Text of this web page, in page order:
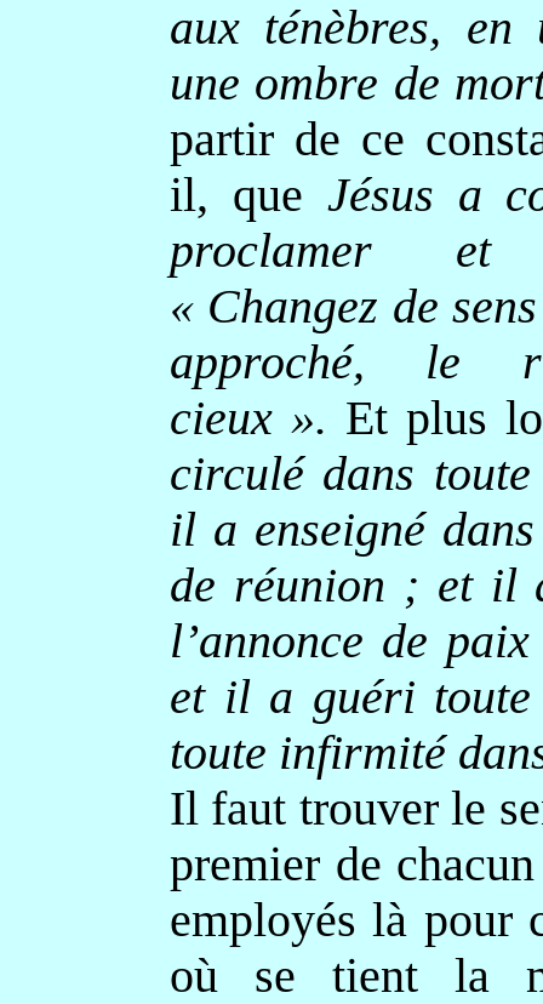
aux ténèbres, en
une ombre de
partir de ce
il, que Jésus a
proclamer
« Changez de
approché, le
cieux ». Et plus
circulé dans
il a enseigné
de réunion ; et il
l’annonce de
et il a guéri toute
toute infirmité
Il faut trouver le
premier de
employés là pour
où se tient la